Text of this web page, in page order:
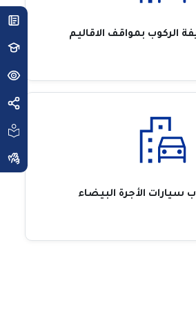
الركوب بمواقف الاقاليم
سيارات الأجرة البيضاء